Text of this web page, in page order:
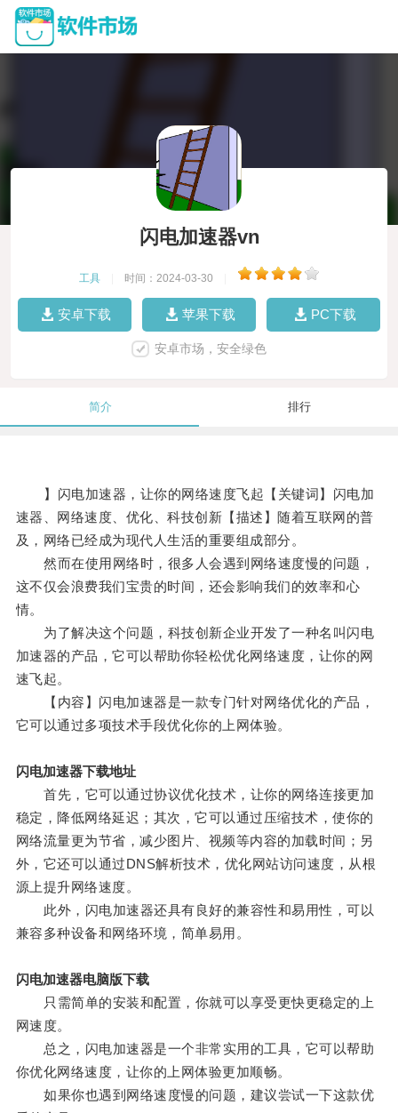
闪电加速器vn
工具 时间：2024-03-30
安卓下载 苹果下载 PC下载
安卓市场，安全绿色
简介 排行
】闪电加速器，让你的网络速度飞起【关键词】闪电加
速器、网络速度、优化、科技创新【描述】随着互联网的普
及，网络已经成为现代人生活的重要组成部分。
然而在使用网络时，很多人会遇到网络速度慢的问题，
这不仅会浪费我们宝贵的时间，还会影响我们的效率和心
情。
为了解决这个问题，科技创新企业开发了一种名叫闪电
加速器的产品，它可以帮助你轻松优化网络速度，让你的网
速飞起。
【内容】闪电加速器是一款专门针对网络优化的产品，
它可以通过多项技术手段优化你的上网体验。
闪电加速器下载地址
首先，它可以通过协议优化技术，让你的网络连接更加
稳定，降低网络延迟；其次，它可以通过压缩技术，使你的
网络流量更为节省，减少图片、视频等内容的加载时间；另
外，它还可以通过DNS解析技术，优化网站访问速度，从根
源上提升网络速度。
此外，闪电加速器还具有良好的兼容性和易用性，可以
兼容多种设备和网络环境，简单易用。
闪电加速器电脑版下载
只需简单的安装和配置，你就可以享受更快更稳定的上
网速度。
总之，闪电加速器是一个非常实用的工具，它可以帮助
你优化网络速度，让你的上网体验更加顺畅。
如果你也遇到网络速度慢的问题，建议尝试一下这款优